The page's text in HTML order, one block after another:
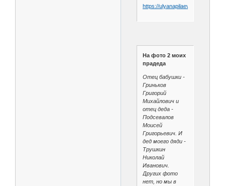
https://ulyanapilaeva.orgs.biz/
На фото 2 моих
прадеда
Отец бабушки -
Гриньков
Григорий
Михайлович и
отец деда -
Подсевалов
Моисей
Григорьевич. И
дед моего дяди -
Трушкин
Николай
Иванович.
Других фото
нет, но мы в